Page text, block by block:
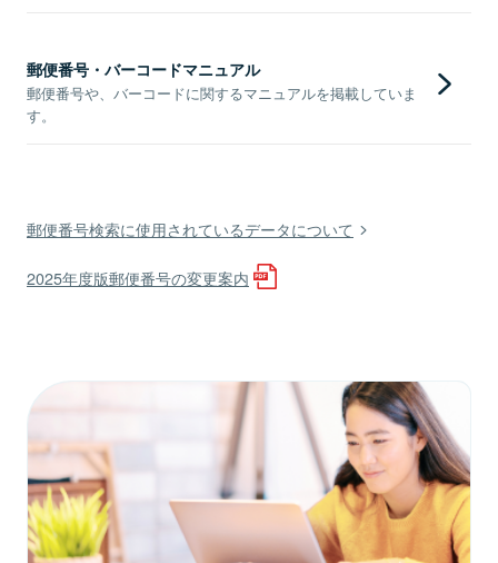
郵便番号・バーコードマニュアル
郵便番号や、バーコードに関するマニュアルを掲載していま
す。
郵便番号検索に使用されているデータについて
2025年度版郵便番号の変更案内